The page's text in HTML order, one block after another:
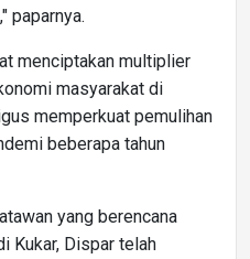
paparnya.
menciptakan multiplier
masyarakat di
memperkuat pemulihan
beberapa tahun
yang berencana
Kukar, Dispar telah